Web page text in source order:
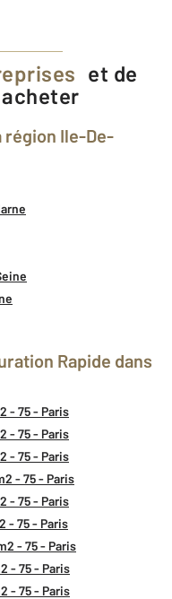
et de
- 75 - Paris
- 75 - Paris
- 75 - Paris
- 75 - Paris
- 75 - Paris
- 75 - Paris
- 75 - Paris
- 75 - Paris
- 75 - Paris